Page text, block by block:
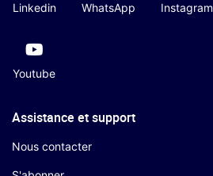
Linkedin WhatsApp Instagram
Youtube
Assistance et support
Nous contacter